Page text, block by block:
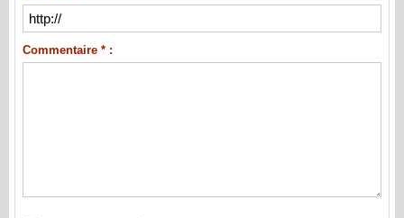
Commentaire * :